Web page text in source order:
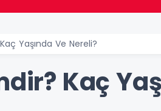
Yaşında Ve Nereli?
Kaç